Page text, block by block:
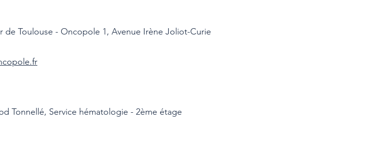
Toulouse - Oncopole 1, Avenue Irène Joliot-Curie
Tonnellé, Service hématologie - 2ème étage